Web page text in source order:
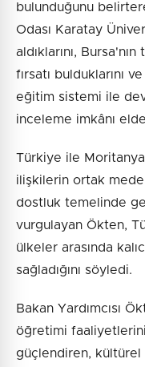
bulunduğunu
Odası Karatay
aldıklarını,
fırsatı bulduklarını
eğitim sistemi ile
inceleme imkânı
Türkiye ile
ilişkilerin ortak
dostluk temelinde
vurgulayan Ökten,
ülkeler arasında
sağladığını söyledi.
Bakan Yardımcısı
öğretimi
güçlendiren, kültürel